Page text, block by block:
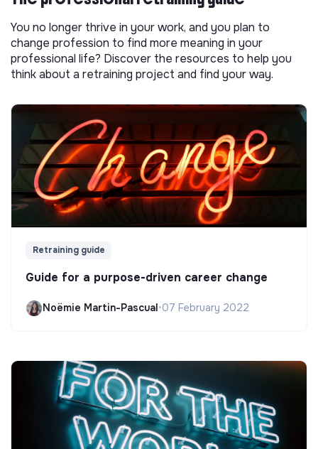
You no longer thrive in your work, and you plan to
change profession to find more meaning in your
professional life? Discover the resources to help you
think about a retraining project and find your way.
Retraining guide
Guide for a purpose-driven career change
Noëmie Martin-Pascual•07 February 2022